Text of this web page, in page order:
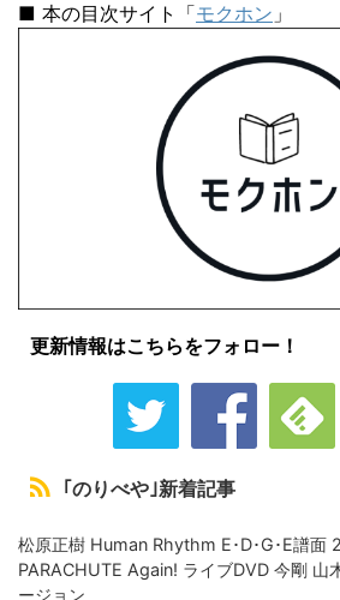
■ 本の目次サイト「モクホン 」
更新情報はこちらをフォロー！
｢のりべや｣新着記事
松原正樹 Human Rhythm E･D･G･E譜
PARACHUTE Again! ライブDVD 今剛 山
ージョン